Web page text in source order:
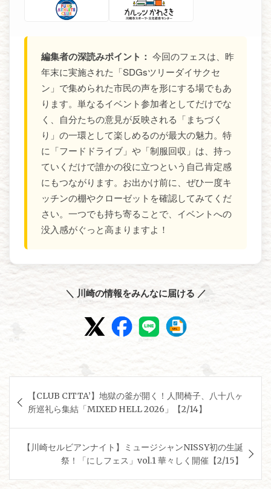
編集者の深読みポイント： 今回のフェスは、昨
年末に実施された「SDGsツリーダイサクセ
ン」で集められた市民の声を形にする場でもあ
ります。単なるイベント参加者としてだけでな
く、自分たちの意見が反映される「まちづく
り」の一環として楽しめるのが最大の魅力。特
に「フードドライブ」や「制服回収」は、持っ
ていくだけで誰かの役に立つという自己肯定感
にもつながります。お出かけ前に、ぜひ一度キ
ッチンの棚やクローゼットを確認してみてくだ
さい。一つでも持ち寄ることで、イベントへの
没入感がぐっと高まりますよ！
＼ 川崎の情報をみんなに届ける ／
稿
ナ
ー
【CLUB CITTA’】地獄の釜が開く！人間椅子、八十八ヶ
所巡礼ら集結「MIXED HELL 2026」【2/14】
【川崎セルビアンナイト】ミュージシャンNISSY初の生誕
祭！「にしフェス」vol.1 華々しく開催【2/15】